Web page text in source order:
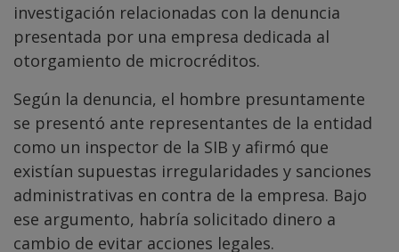
investigación relacionadas con la denuncia
presentada por una empresa dedicada al
otorgamiento de microcréditos.
Según la denuncia, el hombre presuntamente
se presentó ante representantes de la entidad
como un inspector de la SIB y afirmó que
existían supuestas irregularidades y sanciones
administrativas en contra de la empresa. Bajo
ese argumento, habría solicitado dinero a
cambio de evitar acciones legales.